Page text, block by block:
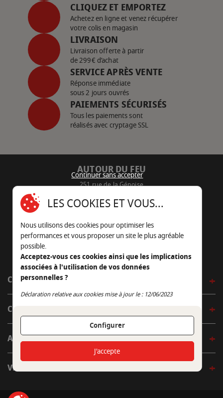
CLIQUEZ ET EMPORTEZ
Achetez en ligne et venez récupérer
votre colis en magasin
LIVRAISON
Livraison offerte à partir
de 299€ d’achat
SERVICE APRÈS VENTE
Réponse immédiate
sous 2 jours ouvrés
PAIEMENTS SÉCURISÉS
Tous les paiements sont
réalisés avec cryptage SSL
AUTOUR DU FEU
251 rue de la Génoise
05 45 22 98 09
Nous envoyer un e-mail
CÔTÉ OUTDOOR
CÔTÉ INDOOR
AUTOUR DE LA TABLE
VENIR EN BOUTIQUE
Continuer sans accepter
LES COOKIES ET VOUS...
Nous utilisons des cookies pour optimiser les
performances et vous proposer un site le plus agréable
possible.
Acceptez-vous ces cookies ainsi que les implications
associées à l'utilisation de vos données
personnelles ?
Déclaration relative aux cookies mise à jour le : 12/06/2023
Configurer
Continuer sans accepter
J'accepte